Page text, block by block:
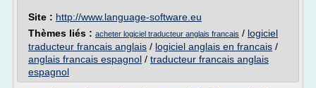
Site : http://www.language-software.eu
Thèmes liés : acheter logiciel traducteur anglais francais / logiciel
traducteur francais anglais / logiciel anglais en francais /
anglais francais espagnol / traducteur francais anglais
espagnol